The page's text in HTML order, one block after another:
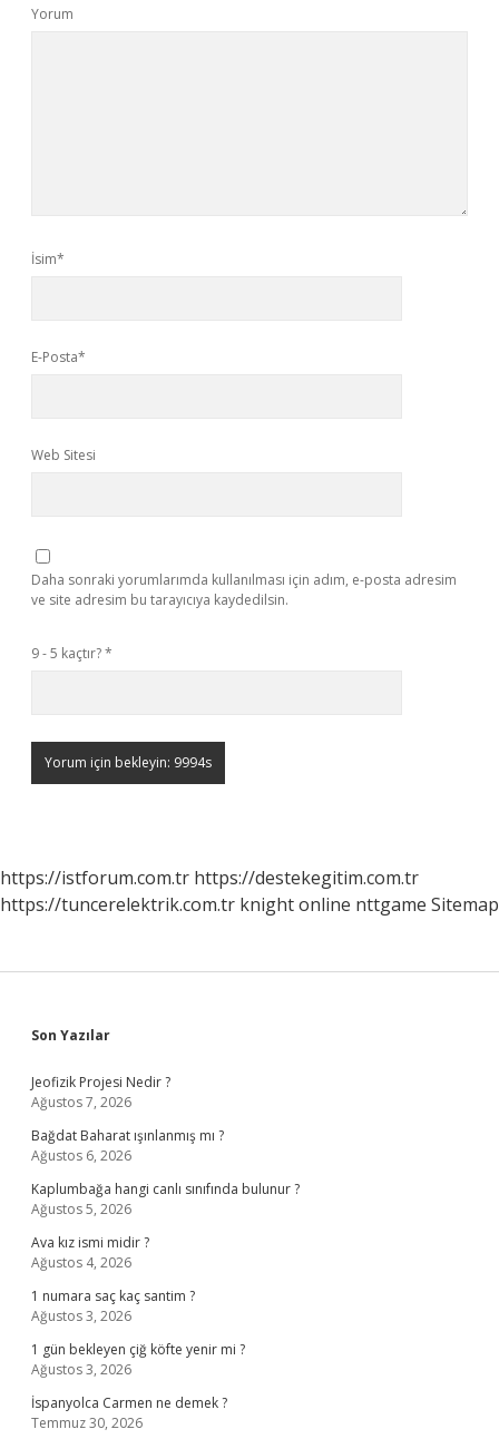
Yorum
İsim*
E-Posta*
Web Sitesi
Daha sonraki yorumlarımda kullanılması için adım, e-posta adresim
ve site adresim bu tarayıcıya kaydedilsin.
9 - 5 kaçtır?*
https://istforum.com.tr https://destekegitim.com.tr
https://tuncerelektrik.com.tr knight online nttgame Sitemap
Sidebar
Son Yazılar
Jeofizik Projesi Nedir ?
Ağustos 7, 2026
Bağdat Baharat ışınlanmış mı ?
Ağustos 6, 2026
Kaplumbağa hangi canlı sınıfında bulunur ?
Ağustos 5, 2026
Ava kız ismi midir ?
Ağustos 4, 2026
1 numara saç kaç santim ?
Ağustos 3, 2026
1 gün bekleyen çiğ köfte yenir mi ?
Ağustos 3, 2026
İspanyolca Carmen ne demek ?
Temmuz 30, 2026